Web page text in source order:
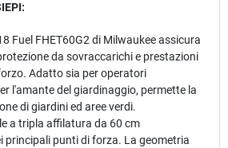
Fuel FHET60G2 di Milwaukee assicura
da sovraccarichi e prestazioni
Adatto sia per operatori
l'amante del giardinaggio, permette la
di giardini ed aree verdi.
a tripla affilatura da 60 cm
principali punti di forza. La geometria